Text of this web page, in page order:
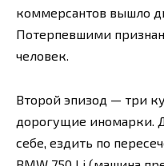
коммерсантов вышло
Потерпевшими
человек.
Второй эпизод — три
дорогущие иномарки.
себе, ездить по